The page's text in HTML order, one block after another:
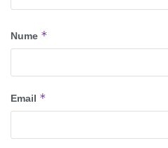
Nume *
Email *